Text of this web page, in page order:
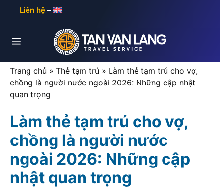
Liên hệ –
Menu
Trang chủ » Thẻ tạm trú » Làm thẻ tạm trú cho vợ,
chồng là người nước ngoài 2026: Những cập nhật
quan trọng
Làm thẻ tạm trú cho vợ,
chồng là người nước
ngoài 2026: Những cập
nhật quan trọng